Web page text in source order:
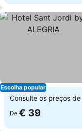
Escolha popular
Consulte os preços de
De € 39